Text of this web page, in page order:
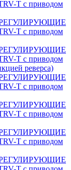
T с приводом
T с приводом
T с приводом
реверса)
T с приводом
T с приводом
T с приводом